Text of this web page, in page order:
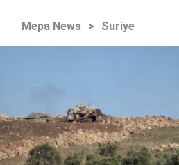
Mepa News > Suriye